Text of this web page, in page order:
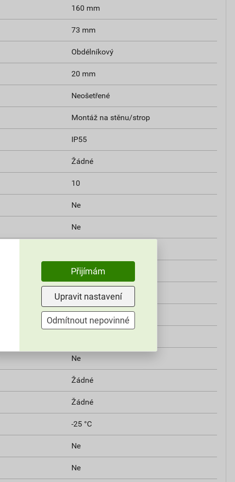
160 mm
73 mm
Obdélníkový
20 mm
Neošetřené
Montáž na stěnu/strop
IP55
Žádné
10
Ne
Ne
Ne
Šroubované
Ne
Ne
Žádné
Žádné
-25 °C
Ne
Ne
Přijímám
Upravit nastavení
Odmítnout nepovinné